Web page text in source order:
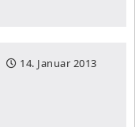
14. Januar 2013